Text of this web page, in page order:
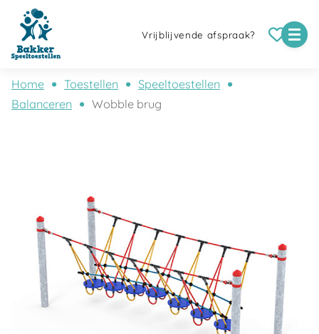
Vrijblijvende afspraak?
Home Toestellen
Speeltoestellen
Balanceren
Wobble brug